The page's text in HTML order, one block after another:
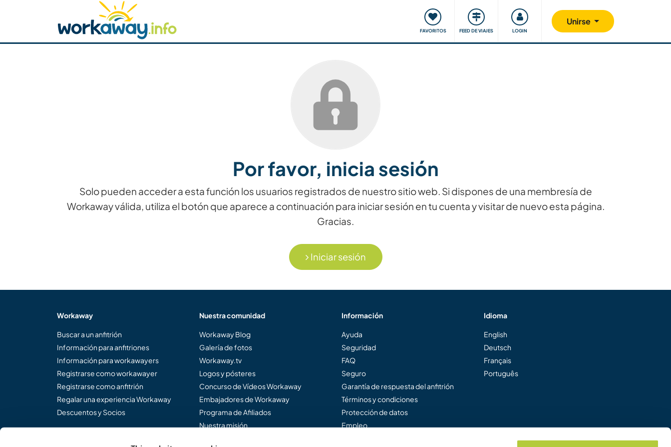
FAVORITOS FEED DE VIAJES LOGIN
Unirse
Buscar anfitrión Busca un compañero Viajar y aprender Comunidad Nos implicamos
Seguridad
Por favor, inicia sesión
Solo pueden acceder a esta función los usuarios registrados de nuestro sitio web. Si dispones de una membresía de
Workaway válida, utiliza el botón que aparece a continuación para iniciar sesión en tu cuenta y visitar de nuevo esta página.
Gracias.
Iniciar sesión
Workaway
Buscar a un anfitrión
Información para anfitriones
Información para workawayers
Registrarse como workawayer
Registrarse como anfitrión
Regalar una experiencia Workaway
Descuentos y Socios
Nuestra comunidad
Workaway Blog
Galería de fotos
Workaway.tv
Logos y pósteres
Concurso de Vídeos Workaway
Embajadores de Workaway
Programa de Afiliados
Nuestra misión
Información
Ayuda
Seguridad
FAQ
Seguro
Garantía de respuesta del anfitrión
Términos y condiciones
Protección de datos
Empleo
Idioma
English
Deutsch
Français
Português